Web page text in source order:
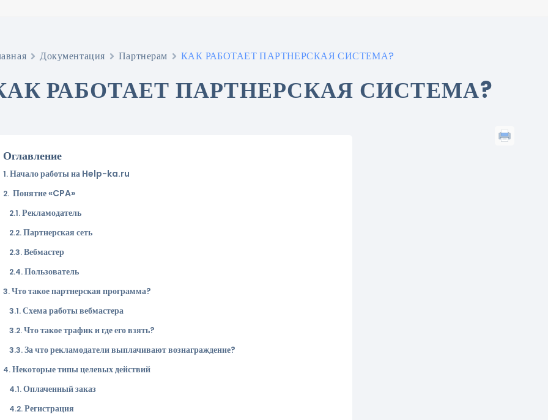
Документация Партнерам КАК РАБОТАЕТ ПАРТНЕРСКАЯ СИСТЕМА?
РАБОТАЕТ ПАРТНЕРСКАЯ СИСТЕМА?
Оглавление
Начало работы на Help-ka.ru
Понятие «CPA»
Рекламодатель
Партнерская сеть
Вебмастер
Пользователь
Что такое партнерская программа?
Схема работы вебмастера
Что такое трафик и где его взять?
За что рекламодатели выплачивают вознаграждение?
Некоторые типы целевых действий
Оплаченный заказ
Регистрация